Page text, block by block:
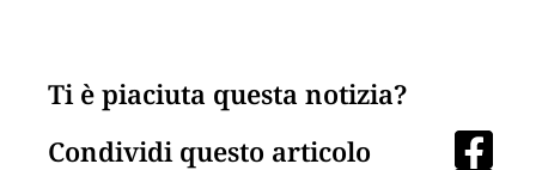
Ti è piaciuta questa notizia?
Condividi questo articolo